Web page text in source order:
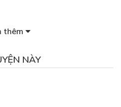
thêm
NÀY